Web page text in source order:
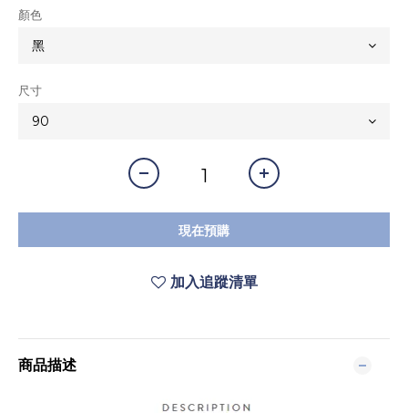
顏色
尺寸
現在預購
加入追蹤清單
商品描述